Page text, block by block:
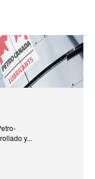
y...